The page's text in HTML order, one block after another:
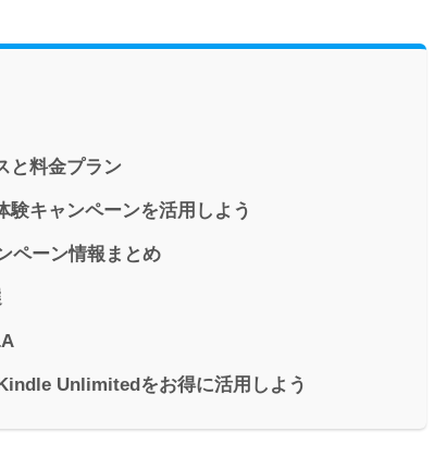
と料金プラン
キャンペーンを活用しよう
ペーン情報まとめ
Unlimitedをお得に活用しよう